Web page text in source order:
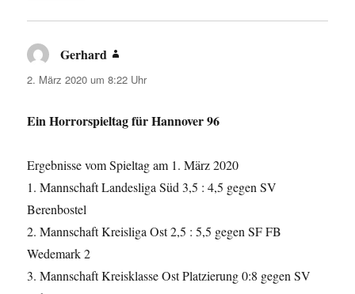
Gerhard
2. März 2020 um 8:22 Uhr
Ein Horrorspieltag für Hannover 96
Ergebnisse vom Spieltag am 1. März 2020
1. Mannschaft Landesliga Süd 3,5 : 4,5 gegen SV
Berenbostel
2. Mannschaft Kreisliga Ost 2,5 : 5,5 gegen SF FB
Wedemark 2
3. Mannschaft Kreisklasse Ost Platzierung 0:8 gegen SV